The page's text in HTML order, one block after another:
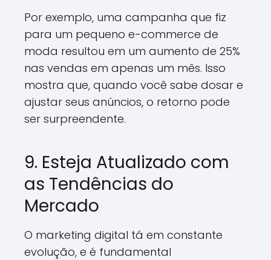
Por exemplo, uma campanha que fiz
para um pequeno e-commerce de
moda resultou em um aumento de 25%
nas vendas em apenas um mês. Isso
mostra que, quando você sabe dosar e
ajustar seus anúncios, o retorno pode
ser surpreendente.
9. Esteja Atualizado com
as Tendências do
Mercado
O marketing digital tá em constante
evolução, e é fundamental